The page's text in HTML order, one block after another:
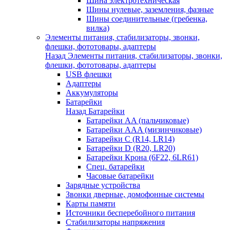
Шины нулевые, заземления, фазные
Шины соединительные (гребенка,
вилка)
Элементы питания, стабилизаторы, звонки,
флешки, фототовары, адаптеры
Назад Элементы питания, стабилизаторы, звонки,
флешки, фототовары, адаптеры
USB флешки
Адаптеры
Аккумуляторы
Батарейки
Назад Батарейки
Батарейки AA (пальчиковые)
Батарейки AAA (мизинчиковые)
Батарейки C (R14, LR14)
Батарейки D (R20, LR20)
Батарейки Крона (6F22, 6LR61)
Спец. батарейки
Часовые батарейки
Зарядные устройства
Звонки дверные, домофонные системы
Карты памяти
Источники бесперебойного питания
Стабилизаторы напряжения